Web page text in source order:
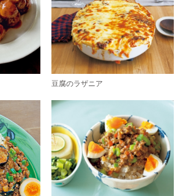
豆腐のラザニア